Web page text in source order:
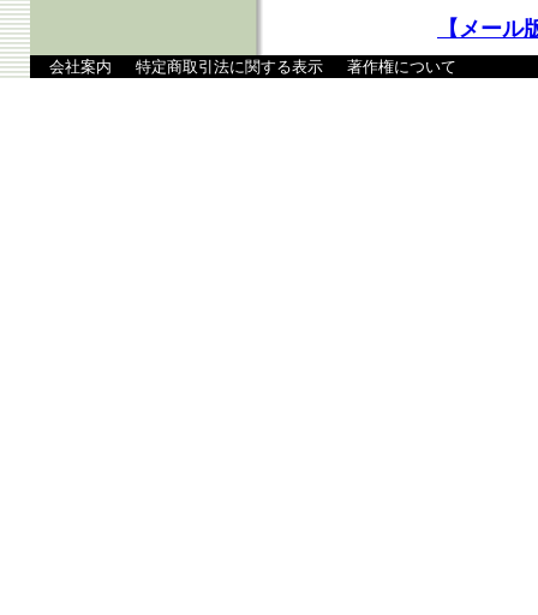
【メー
会社案内 特定商取引法に関する表示 著作権について